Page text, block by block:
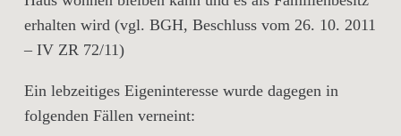
erhalten wird (vgl. BGH, Beschluss vom 26. 10. 2011
– IV ZR 72/11)
Ein lebzeitiges Eigeninteresse wurde dagegen in
folgenden Fällen verneint: